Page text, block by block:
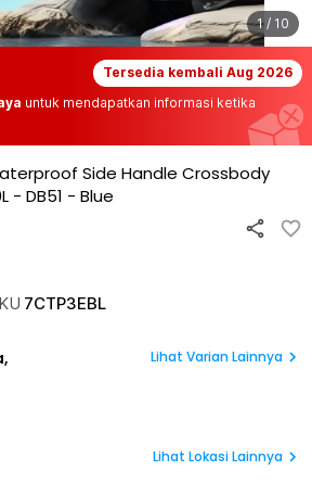
1 / 10
Tersedia kembali Aug 2026
untuk mendapatkan informasi ketika
Side Handle Crossbody
- DB51 - Blue
7CTP3EBL
Lihat Varian Lainnya
Lihat Lokasi Lainnya